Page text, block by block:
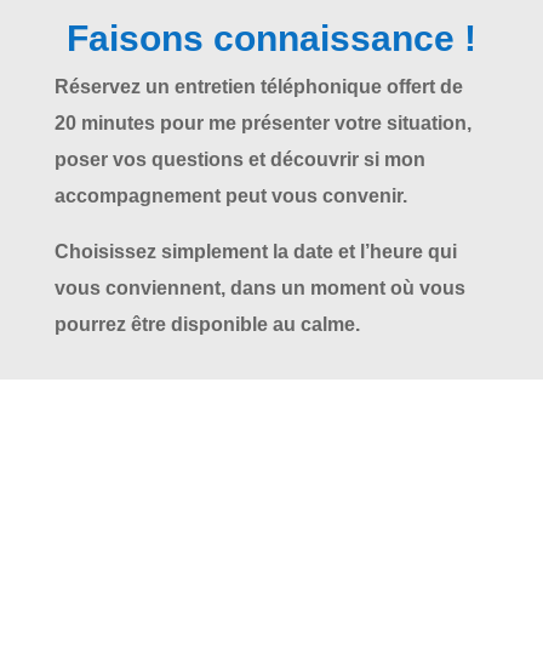
Faisons connaissance !
Réservez un entretien téléphonique offert de
20 minutes pour me présenter votre situation,
poser vos questions et découvrir si mon
accompagnement peut vous convenir.
Choisissez simplement la date et l’heure qui
vous conviennent, dans un moment où vous
pourrez être disponible au calme.